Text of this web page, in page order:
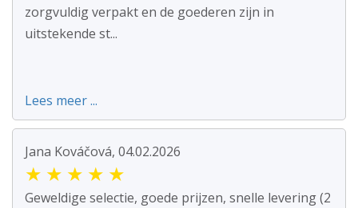
zorgvuldig verpakt en de goederen zijn in
uitstekende st...
Lees meer ...
Jana Kováčová, 04.02.2026
★ ★ ★ ★ ★
Geweldige selectie, goede prijzen, snelle levering (2